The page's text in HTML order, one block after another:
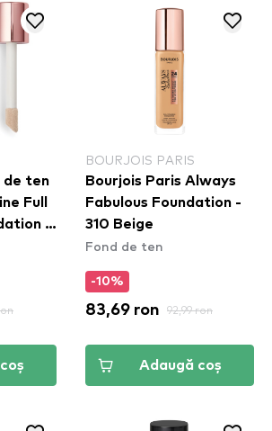
de ten
Full
-
BOURJOIS PARIS
Bourjois Paris Always
Fabulous Foundation -
310 Beige
Fond de ten
-10%
83,69 ron 92,99 ron
Adaugă coș